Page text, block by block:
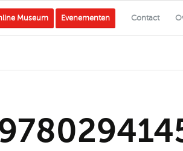
Museum Evenementen Contact